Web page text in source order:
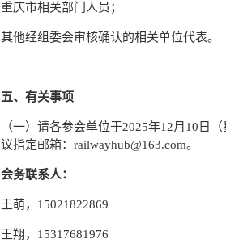
重庆市相关部门人员；
其他经组委会审核确认的相关单位代表。
五、有关事项
（一）请各参会单位于2025年12月10日
议指定邮箱：railwayhub@163.com。
会务联系人：
王萌，15021822869
王翔，15317681976